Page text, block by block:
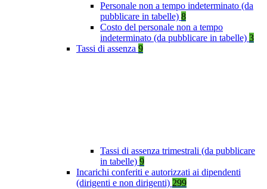
Personale non a tempo indeterminato (da
pubblicare in tabelle) 8
Costo del personale non a tempo
indeterminato (da pubblicare in tabelle) 3
Tassi di assenza 9
Tassi di assenza trimestrali (da pubblicare
in tabelle) 9
Incarichi conferiti e autorizzati ai dipendenti
(dirigenti e non dirigenti) 299